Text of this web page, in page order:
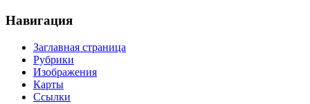
Навигация
Заглавная страница
Рубрики
Изображения
Карты
Ссылки